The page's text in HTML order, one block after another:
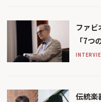
ファビ
「7つ
伝統楽